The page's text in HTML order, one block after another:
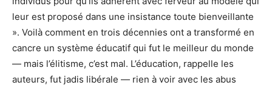
leur est proposé dans une insistance toute bienveillante
». Voilà comment en trois décennies ont a transformé en
cancre un système éducatif qui fut le meilleur du monde
— mais l’élitisme, c’est mal. L’éducation, rappelle les
auteurs, fut jadis libérale — rien à voir avec les abus